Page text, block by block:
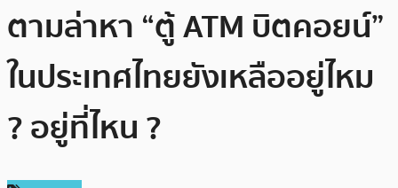
ตามล่าหา “ตู้ ATM บิตคอยน์”
ในประเทศไทยยังเหลืออยู่ไหม
? อยู่ที่ไหน ?